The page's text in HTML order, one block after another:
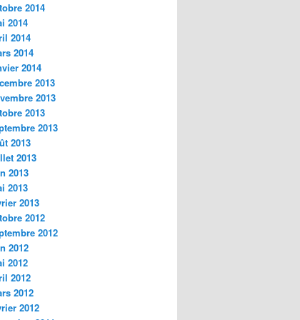
2014
2014
2014
2014
2014
2013
2013
2013
2013
2013
2013
2013
2013
2013
2012
2012
2012
2012
2012
2012
2012